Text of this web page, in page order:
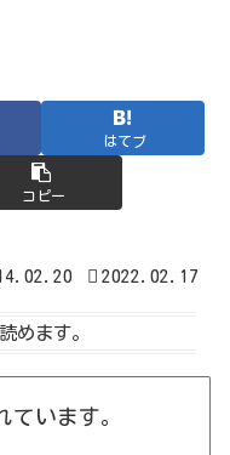
はてブ
コピー
2022.02.17
めます。
ています。